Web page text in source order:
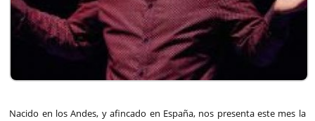
Nacido en los Andes, y afincado en España, nos presenta este mes la